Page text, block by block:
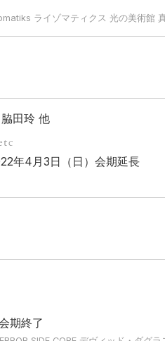
ライゾマティクス 光の美術館
田玲 他
年4月3日（日）会期延長
期終了